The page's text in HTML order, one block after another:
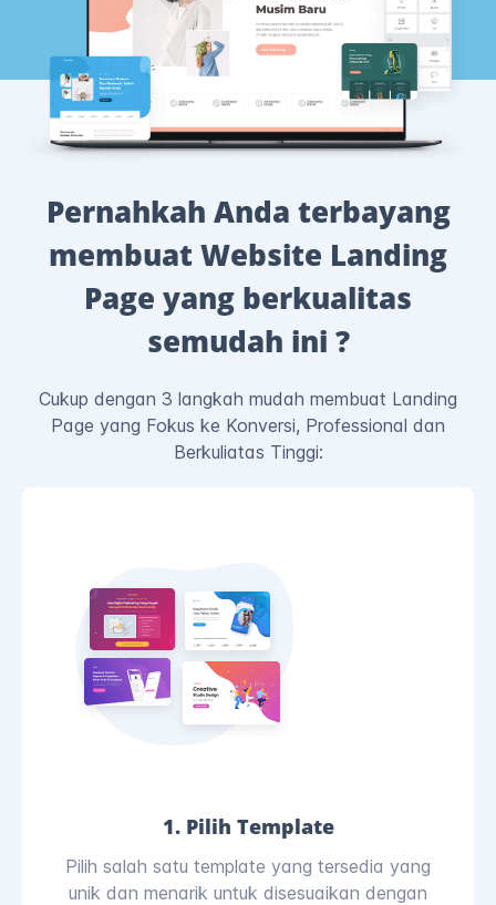
Pernahkah Anda terbayang
membuat Website Landing
Page yang berkualitas
semudah ini ?
Cukup dengan 3 langkah mudah membuat Landing
Page yang Fokus ke Konversi, Professional dan
Berkuliatas Tinggi:
1. Pilih Template
Pilih salah satu template yang tersedia yang
unik dan menarik untuk disesuaikan dengan